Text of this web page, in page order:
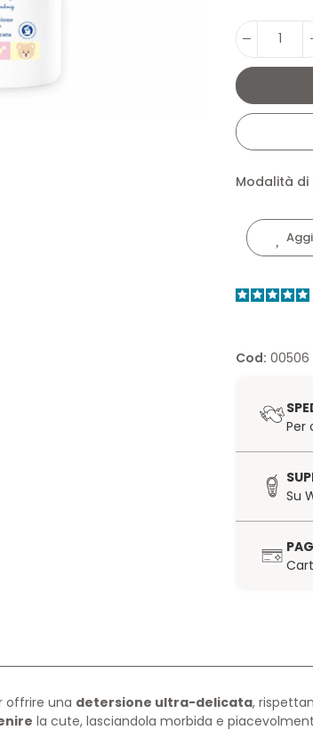
Modalità
Cod: 00506
Per
Su
offrire una detersione ultra-delicata,
la cute, lasciandola morbida e